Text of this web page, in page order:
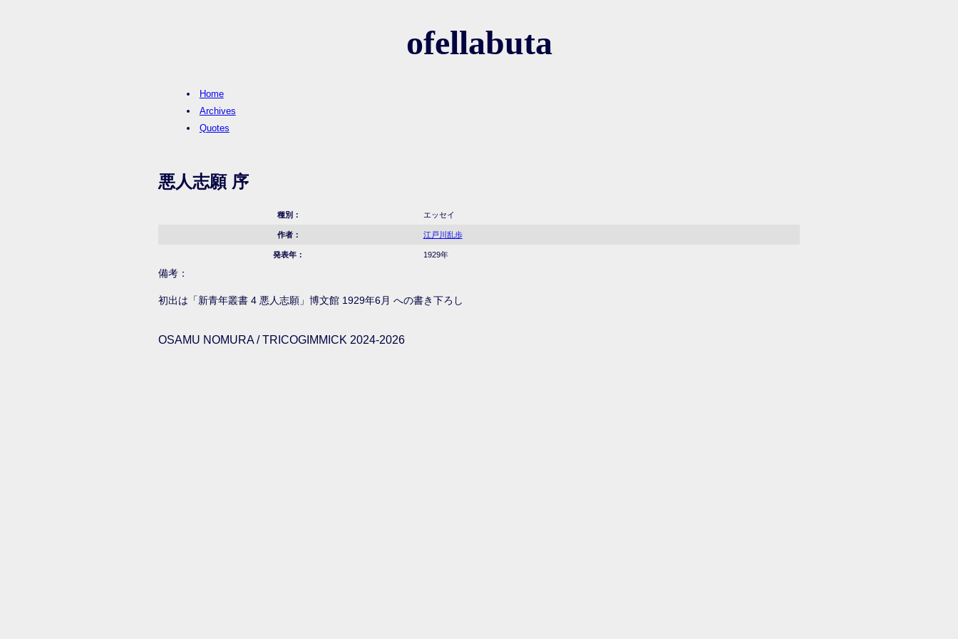
ofellabuta
Home
Archives
Quotes
悪人志願 序
種別： エッセイ
作者： 江戸川乱歩
発表年： 1929年
備考：
初出は「新青年叢書 4 悪人志願」博文館 1929年6月 への書き下ろし
OSAMU NOMURA / TRICOGIMMICK 2024-2026